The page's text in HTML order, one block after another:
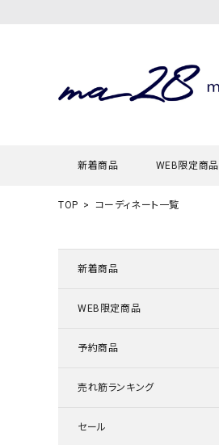
新着商品 WEB限定商品
TOP コーディネート一覧
新着商品
WEB限定商品
予約商品
売れ筋ランキング
セール